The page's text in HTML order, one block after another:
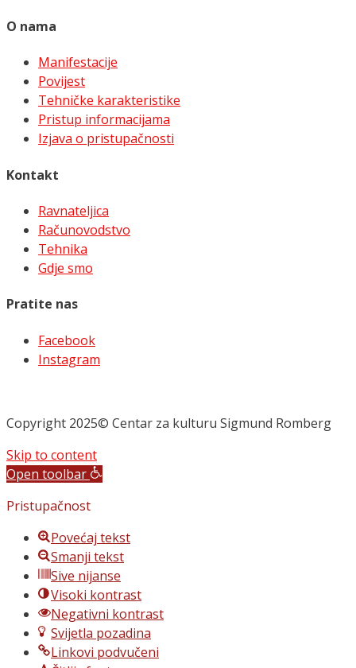
O nama
Manifestacije
Povijest
Tehničke karakteristike
Pristup informacijama
Izjava o pristupačnosti
Kontakt
Ravnateljica
Računovodstvo
Tehnika
Gdje smo
Pratite nas
Facebook
Instagram
Copyright 2025© Centar za kulturu Sigmund Romberg
Skip to content
Open toolbar
Pristupačnost
Povećaj tekst
Smanji tekst
Sive nijanse
Visoki kontrast
Negativni kontrast
Svijetla pozadina
Linkovi podvučeni